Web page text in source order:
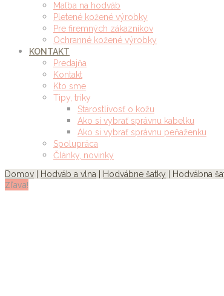
Maľba na hodváb
Pletené kožené výrobky
Pre firemných zákazníkov
Ochranné kožené výrobky
KONTAKT
Predajňa
Kontakt
Kto sme
Tipy, triky
Starostlivosť o kožu
Ako si vybrať správnu kabelku
Ako si vybrať správnu peňaženku
Spolupráca
Články, novinky
Domov
Hodváb a vlna Hodvábne šatky | Hodvábna
Zľava!